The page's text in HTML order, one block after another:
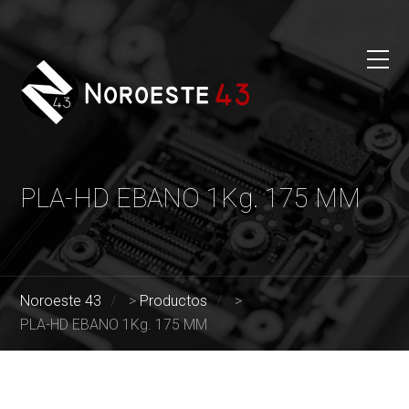
PLA-HD EBANO 1Kg. 175 MM
Noroeste 43 >Productos
>
PLA-HD EBANO 1Kg. 175 MM